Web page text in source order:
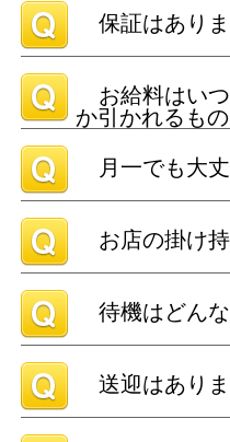
保証はあり
お給料はい
か引かれるも
月一でも大
お店の掛け
待機はどん
送迎はあり